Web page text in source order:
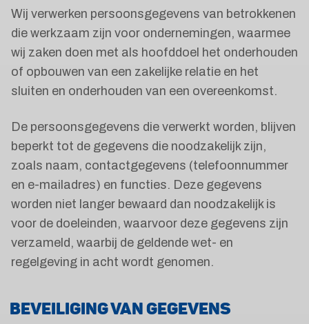
Wij verwerken persoonsgegevens van betrokkenen
die werkzaam zijn voor ondernemingen, waarmee
wij zaken doen met als hoofddoel het onderhouden
of opbouwen van een zakelijke relatie en het
sluiten en onderhouden van een overeenkomst.
De persoonsgegevens die verwerkt worden, blijven
beperkt tot de gegevens die noodzakelijk zijn,
zoals naam, contactgegevens (telefoonnummer
en e-mailadres) en functies. Deze gegevens
worden niet langer bewaard dan noodzakelijk is
voor de doeleinden, waarvoor deze gegevens zijn
verzameld, waarbij de geldende wet- en
regelgeving in acht wordt genomen.
BEVEILIGING VAN GEGEVENS